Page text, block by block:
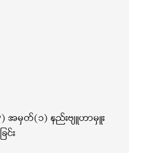
အမှတ်(၁) နည်းဗျူဟာမှူး
င်း